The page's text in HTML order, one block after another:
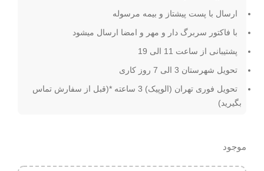
ارسال با پست پیشتاز و بیمه مرسوله
با فاکتور سربرگ دار و مهر و امضا ارسال میشود
پشتیبانی از ساعت 11 الی 19
تحویل شهرستان 3 الی 7 روز کاری
تحویل فوری تهران (الوپیک) 3 ساعته *(قبل از سفارش تماس
بگیرید)
موجود